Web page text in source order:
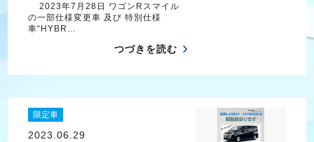
2023年7月28日 ワゴンRスマイル
の一部仕様変更車 及び 特別仕様
車“HYBR…
つづきを読む
限定車
2023.06.29